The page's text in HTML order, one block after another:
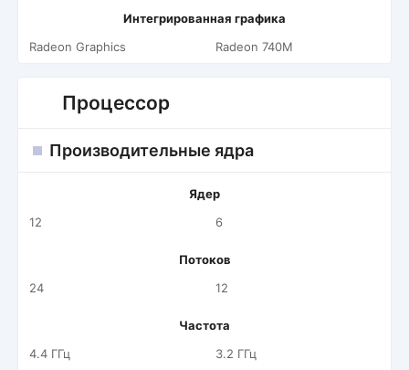
Интегрированная графика
Radeon Graphics
Radeon 740M
Процессор
Производительные ядра
Ядер
12
6
Потоков
24
12
Частота
4.4 ГГц
3.2 ГГц